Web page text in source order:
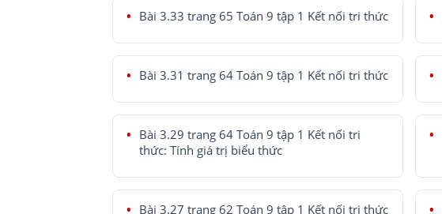
Bài 3.33 trang 65 Toán 9 tập 1 Kết nối tri thức
Bài 3.31 trang 64 Toán 9 tập 1 Kết nối tri thức
Bài 3.29 trang 64 Toán 9 tập 1 Kết nối tri
thức: Tính giá trị biểu thức
Bài 3.27 trang 62 Toán 9 tập 1 Kết nối tri thức